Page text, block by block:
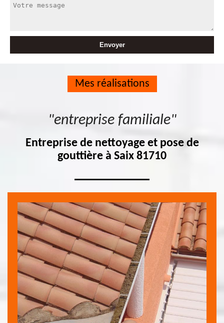
Mes réalisations
"entreprise familiale"
Entreprise de nettoyage et pose de
gouttière à Saix 81710